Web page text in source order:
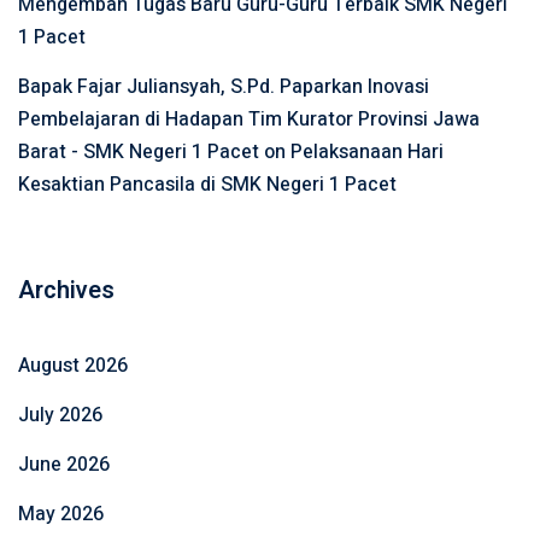
1 Pacet
Bapak Fajar Juliansyah, S.Pd. Paparkan Inovasi
Pembelajaran di Hadapan Tim Kurator Provinsi Jawa
Barat - SMK Negeri 1 Pacet on Pelaksanaan Hari
Kesaktian Pancasila di SMK Negeri 1 Pacet
Archives
August 2026
July 2026
June 2026
May 2026